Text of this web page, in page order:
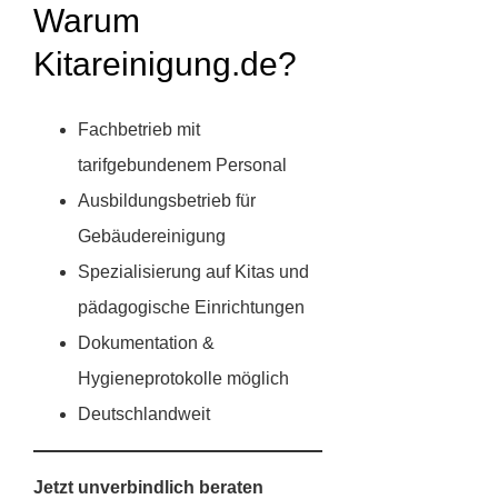
Warum
Kitareinigung.de?
Fachbetrieb mit
tarifgebundenem Personal
Ausbildungsbetrieb für
Gebäudereinigung
Spezialisierung auf Kitas und
pädagogische Einrichtungen
Dokumentation &
Hygieneprotokolle möglich
Deutschlandweit
Jetzt unverbindlich beraten